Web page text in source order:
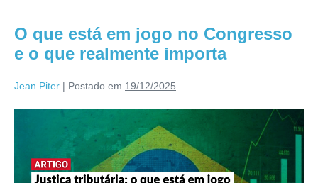
O que está em jogo no Congresso
e o que realmente importa
Jean Piter | Postado em 19/12/2025